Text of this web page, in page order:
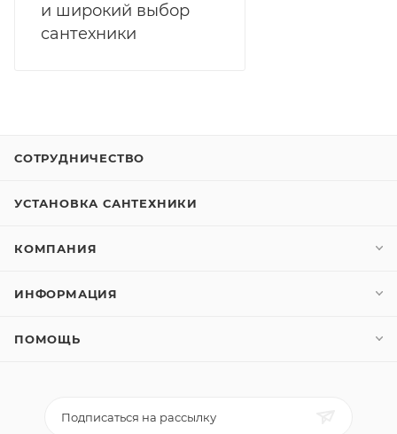
и широкий выбор
сантехники
СОТРУДНИЧЕСТВО
УСТАНОВКА САНТЕХНИКИ
КОМПАНИЯ
ИНФОРМАЦИЯ
ПОМОЩЬ
Подписаться на рассылку